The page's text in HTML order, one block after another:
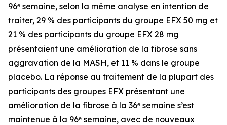
96ᵉ semaine, selon la même analyse en intention de
traiter, 29 % des participants du groupe EFX 50 mg et
21 % des participants du groupe EFX 28 mg
présentaient une amélioration de la fibrose sans
aggravation de la MASH, et 11 % dans le groupe
placebo. La réponse au traitement de la plupart des
participants des groupes EFX présentant une
amélioration de la fibrose à la 36ᵉ semaine s’est
maintenue à la 96ᵉ semaine, avec de nouveaux